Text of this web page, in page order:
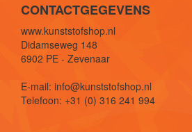
CONTACTGEGEVENS
www.kunststofshop.nl
Didamseweg 148
6902 PE - Zevenaar
E-mail: info@kunststofshop.nl
Telefoon: +31 (0) 316 241 994